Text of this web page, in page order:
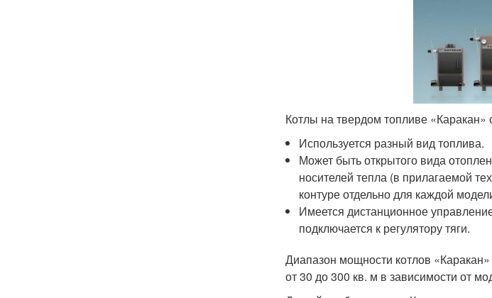
Котлы на твердом топливе
Используется разный вид топлива.
Может быть открытого вида
носителей тепла (в прилагаемой
контуре отдельно для каждой
Имеется дистанционное
подключается к регулятору тяги.
Диапазон мощности котлов
от 30 до 300 кв. м в зависимости от